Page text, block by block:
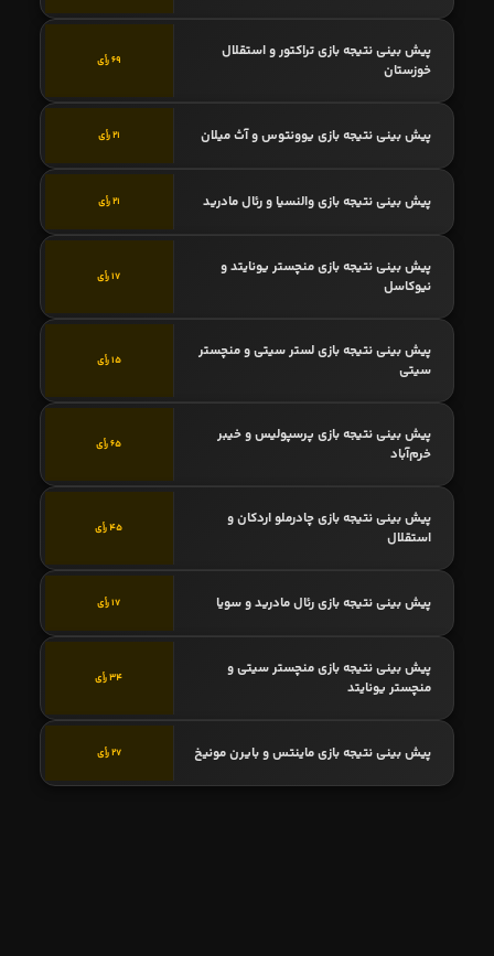
پیش بینی نتیجه بازی تراکتور و استقلال
خوزستان
69 رأی
پیش بینی نتیجه بازی یوونتوس و آث میلان 21 رأی
پیش بینی نتیجه بازی والنسیا و رئال مادرید 21 رأی
پیش بینی نتیجه بازی منچستر یونایتد و
نیوکاسل
17 رأی
پیش بینی نتیجه بازی لستر سیتی و منچستر
سیتی
15 رأی
پیش بینی نتیجه بازی پرسپولیس و خیبر
خرم‌آباد
65 رأی
پیش بینی نتیجه بازی چادرملو اردکان و
استقلال
45 رأی
پیش بینی نتیجه بازی رئال مادرید و سویا 17 رأی
پیش بینی نتیجه بازی منچستر سیتی و
منچستر یونایتد
34 رأی
پیش بینی نتیجه بازی ماینتس و بایرن مونیخ 27 رأی